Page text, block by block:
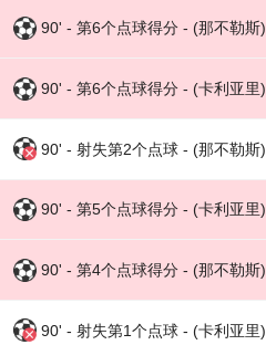
90' - 第6个点球得分 - (那不勒斯)
90' - 第6个点球得分 - (卡利亚里)
90' - 射失第2个点球 - (那不勒斯)
90' - 第5个点球得分 - (卡利亚里)
90' - 第4个点球得分 - (那不勒斯)
90' - 射失第1个点球 - (卡利亚里)